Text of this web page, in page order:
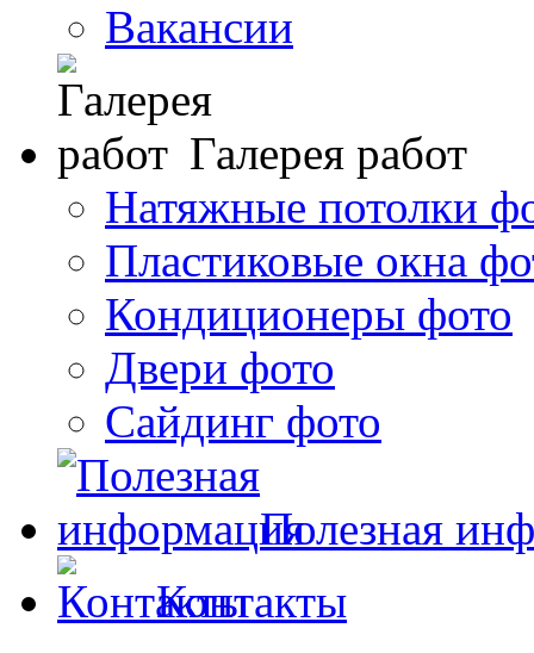
Вакансии
Галерея работ
Натяжные потолки
Пластиковые окна
Кондиционеры фото
Двери фото
Сайдинг фото
Полезная
Контакты